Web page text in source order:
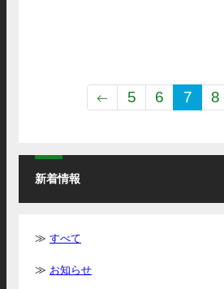
5 6 7 8
新着情報
すべて
お知らせ